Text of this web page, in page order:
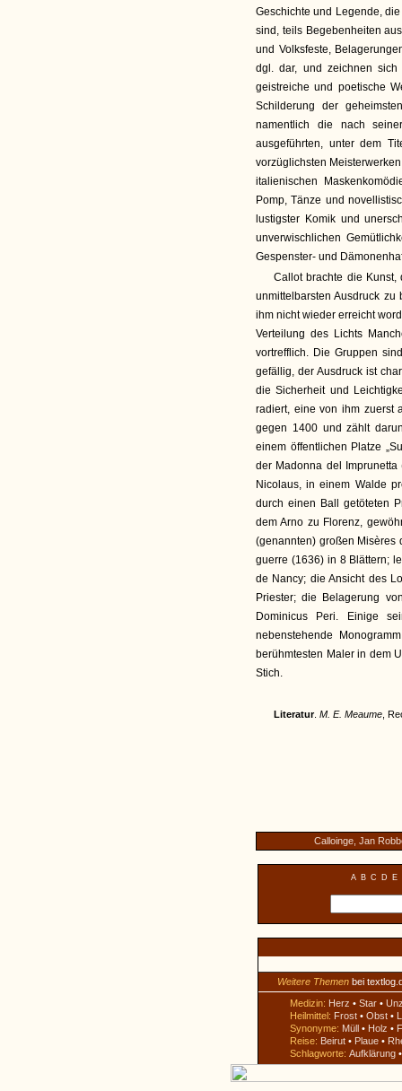
Geschichte und Legende,
sind, teils Begebenheiten
und Volksfeste,
dgl. dar, und zeichnen
geistreiche und poetische
Schilderung der
namentlich die nach
ausgeführten, unter dem
vorzüglichsten
italienischen
Pomp, Tänze und
lustigster Komik und
unverwischlichen
Gespenster- und
Callot brachte die
unmittelbarsten Ausdruck
ihm nicht wieder erreicht
Verteilung des Lichts
vortrefflich. Die Gruppen
gefällig, der Ausdruck ist
die Sicherheit und
radiert, eine von ihm zuerst
gegen 1400 und zählt
einem öffentlichen Platze
der Madonna del
Nicolaus, in einem Walde
durch einen Ball getöteten
dem Arno zu Florenz,
(genannten) großen
guerre (1636) in 8 Blättern;
de Nancy; die Ansicht des
Priester; die Belagerung
Dominicus Peri. Einige
nebenstehende
berühmtesten Maler in dem
Stich.
Literatur. M. E. Meaume ,
Calloinge, Jan
A B C D E
Weitere Themen bei
Medizin: Herz • Star •
Heilmittel: Frost • Obst •
Synonyme: Müll • Holz •
Reise: Beirut • Plaue •
Schlagworte: Aufklärung